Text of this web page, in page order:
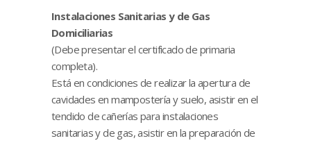
Instalaciones Sanitarias y de Gas
Domiciliarias
(Debe presentar el certificado de primaria
completa).
Está en condiciones de realizar la apertura de
cavidades en mampostería y suelo, asistir en el
tendido de cañerías para instalaciones
sanitarias y de gas, asistir en la preparación de